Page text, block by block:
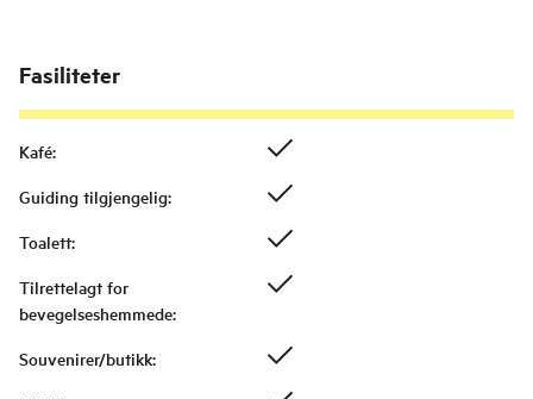
Fasiliteter
Kafé:
Guiding tilgjengelig:
Toalett:
Tilrettelagt for
bevegelseshemmede:
Souvenirer/butikk: